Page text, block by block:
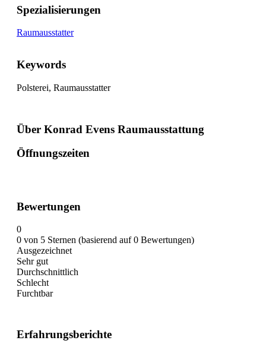
Spezialisierungen
Raumausstatter
Keywords
Polsterei, Raumausstatter
Über Konrad Evens Raumausstattung
Öffnungszeiten
Bewertungen
0
0 von 5 Sternen (basierend auf 0 Bewertungen)
Ausgezeichnet
Sehr gut
Durchschnittlich
Schlecht
Furchtbar
Erfahrungsberichte